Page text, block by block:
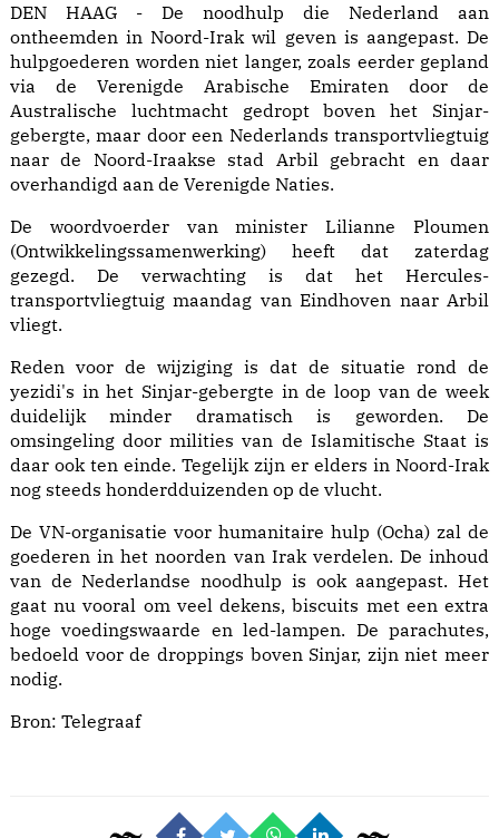
DEN HAAG - De noodhulp die Nederland aan
ontheemden in Noord-Irak wil geven is aangepast. De
hulpgoederen worden niet langer, zoals eerder gepland
via de Verenigde Arabische Emiraten door de
Australische luchtmacht gedropt boven het Sinjar-
gebergte, maar door een Nederlands transportvliegtuig
naar de Noord-Iraakse stad Arbil gebracht en daar
overhandigd aan de Verenigde Naties.
De woordvoerder van minister Lilianne Ploumen
(Ontwikkelingssamenwerking) heeft dat zaterdag
gezegd. De verwachting is dat het Hercules-
transportvliegtuig maandag van Eindhoven naar Arbil
vliegt.
Reden voor de wijziging is dat de situatie rond de
yezidi's in het Sinjar-gebergte in de loop van de week
duidelijk minder dramatisch is geworden. De
omsingeling door milities van de Islamitische Staat is
daar ook ten einde. Tegelijk zijn er elders in Noord-Irak
nog steeds honderdduizenden op de vlucht.
De VN-organisatie voor humanitaire hulp (Ocha) zal de
goederen in het noorden van Irak verdelen. De inhoud
van de Nederlandse noodhulp is ook aangepast. Het
gaat nu vooral om veel dekens, biscuits met een extra
hoge voedingswaarde en led-lampen. De parachutes,
bedoeld voor de droppings boven Sinjar, zijn niet meer
nodig.
Bron: Telegraaf